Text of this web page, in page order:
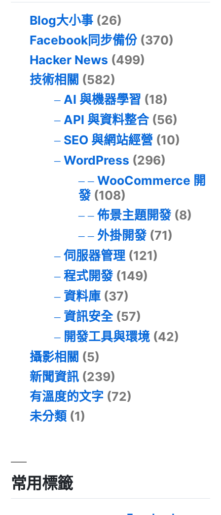
Blog大小事 (26)
Facebook同步備份 (370)
Hacker News (499)
技術相關 (582)
AI 與機器學習 (18)
API 與資料整合(56)
SEO 與網站經營 (10)
WordPress (296)
WooCommerce 開
發(108)
佈景主題開發(8)
外掛開發(71)
伺服器管理(121)
程式開發(149)
資料庫(37)
資訊安全(57)
開發工具與環境(42)
攝影相關 (5)
新聞資訊 (239)
有溫度的文字 (72)
未分類 (1)
常用標籤